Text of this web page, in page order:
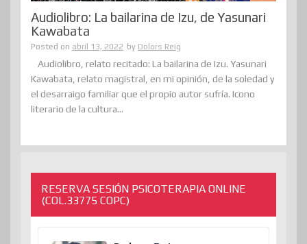
Audiolibro: La bailarina de Izu, de Yasunari
Kawabata
Posted on abril 13, 2022 by Dolors Reig
Audiolibro, relato recitado: La bailarina de Izu. Yasunari
Kawabata, relato magistral, en mi opinión, de la soledad y
el desarraigo familiar que el propio autor sufría. Icono
literario de la cultura...
RESERVA SESIÓN PSICOTERAPIA ONLINE
(COL.33775 COPC)